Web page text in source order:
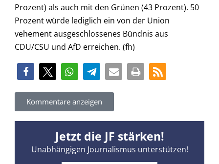
Prozent) als auch mit den Grünen (43 Prozent). 50
Prozent würde lediglich ein von der Union
vehement ausgeschlossenes Bündnis aus
CDU/CSU und AfD erreichen. (fh)
Kommentare anzeigen
Jetzt die JF stärken!
Unabhängigen Journalismus unterstützen!